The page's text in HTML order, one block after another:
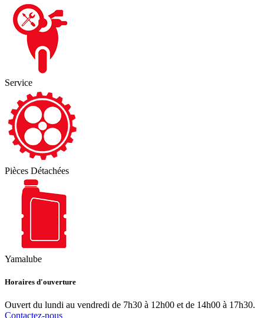
Service
Pièces Détachées
Yamalube
Horaires d'ouverture
Ouvert du lundi au vendredi de 7h30 à 12h00 et de 14h00 à 17h30.
Contactez-nous